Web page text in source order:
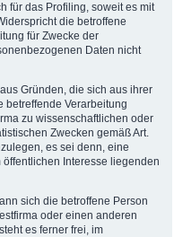
für das Profiling, soweit es mit
die betroffene
für Zwecke der
Daten nicht
Gründen, die sich aus ihrer
betreffende Verarbeitung
zu wissenschaftlichen oder
Zwecken gemäß Art.
es sei denn, eine
Interesse liegenden
sich die betroffene Person
oder einen anderen
es ferner frei, im